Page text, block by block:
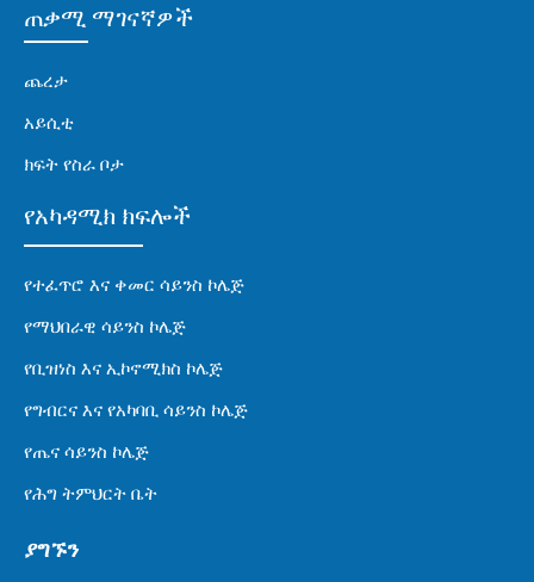
ጠቃሚ ማገናኛዎች
ጨረታ
አይሲቲ
ክፍት የስራ ቦታ
የአካዳሚክ ክፍሎች
የተፈጥሮ እና ቀመር ሳይንስ ኮሌጅ
የማህበራዊ ሳይንስ ኮሌጅ
የቢዝነስ እና ኢኮኖሚክስ ኮሌጅ
የግብርና እና የአካባቢ ሳይንስ ኮሌጅ
የጤና ሳይንስ ኮሌጅ
የሕግ ትምህርት ቤት
ያግኙን